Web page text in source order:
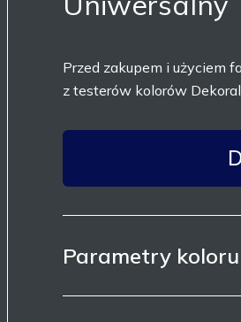
Przed zakupem i użyciem
z testerów kolorów
Parametry koloru